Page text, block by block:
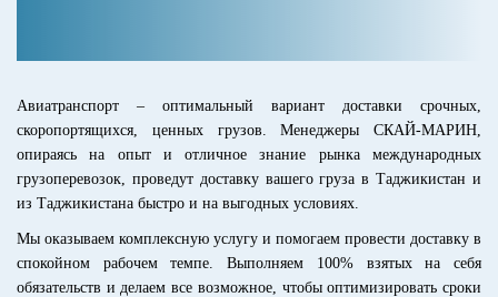
Авиатранспорт – оптимальный вариант доставки срочных,
скоропортящихся, ценных грузов. Менеджеры СКАЙ-МАРИН,
опираясь на опыт и отличное знание рынка международных
грузоперевозок, проведут доставку вашего груза в Таджикистан и
из Таджикистана быстро и на выгодных условиях.
Мы оказываем комплексную услугу и помогаем провести доставку в
спокойном рабочем темпе. Выполняем 100% взятых на себя
обязательств и делаем все возможное, чтобы оптимизировать сроки